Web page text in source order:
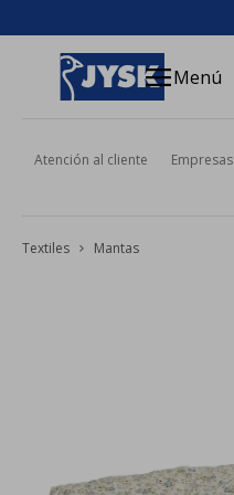
menuMenú
Atención al cliente Empresas
Textiles Mantas
close